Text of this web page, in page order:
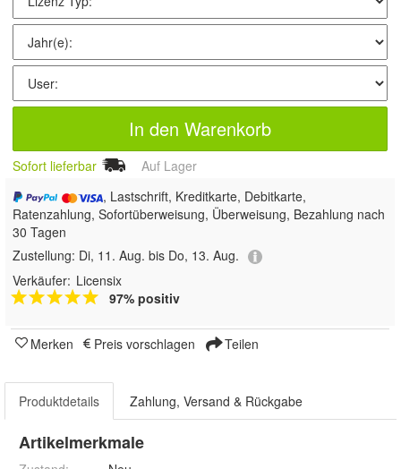
In den Warenkorb
Sofort lieferbar
Auf Lager
, Lastschrift, Kreditkarte, Debitkarte,
Ratenzahlung, Sofortüberweisung, Überweisung, Bezahlung nach
30 Tagen
Zustellung: Di, 11. Aug. bis Do, 13. Aug.
Verkäufer: Licensix
97% positiv
Merken Preis vorschlagen Teilen
Produktdetails Zahlung, Versand & Rückgabe
Artikelmerkmale